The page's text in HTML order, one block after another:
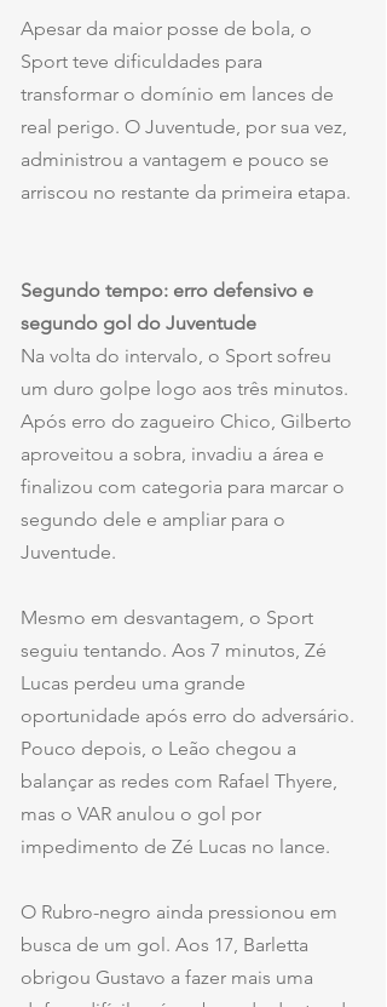
Apesar da maior posse de bola, o
Sport teve dificuldades para
transformar o domínio em lances de
real perigo. O Juventude, por sua vez,
administrou a vantagem e pouco se
arriscou no restante da primeira etapa.
Segundo tempo: erro defensivo e
segundo gol do Juventude
Na volta do intervalo, o Sport sofreu
um duro golpe logo aos três minutos.
Após erro do zagueiro Chico, Gilberto
aproveitou a sobra, invadiu a área e
finalizou com categoria para marcar o
segundo dele e ampliar para o
Juventude.
Mesmo em desvantagem, o Sport
seguiu tentando. Aos 7 minutos, Zé
Lucas perdeu uma grande
oportunidade após erro do adversário.
Pouco depois, o Leão chegou a
balançar as redes com Rafael Thyere,
mas o VAR anulou o gol por
impedimento de Zé Lucas no lance.
O Rubro-negro ainda pressionou em
busca de um gol. Aos 17, Barletta
obrigou Gustavo a fazer mais uma